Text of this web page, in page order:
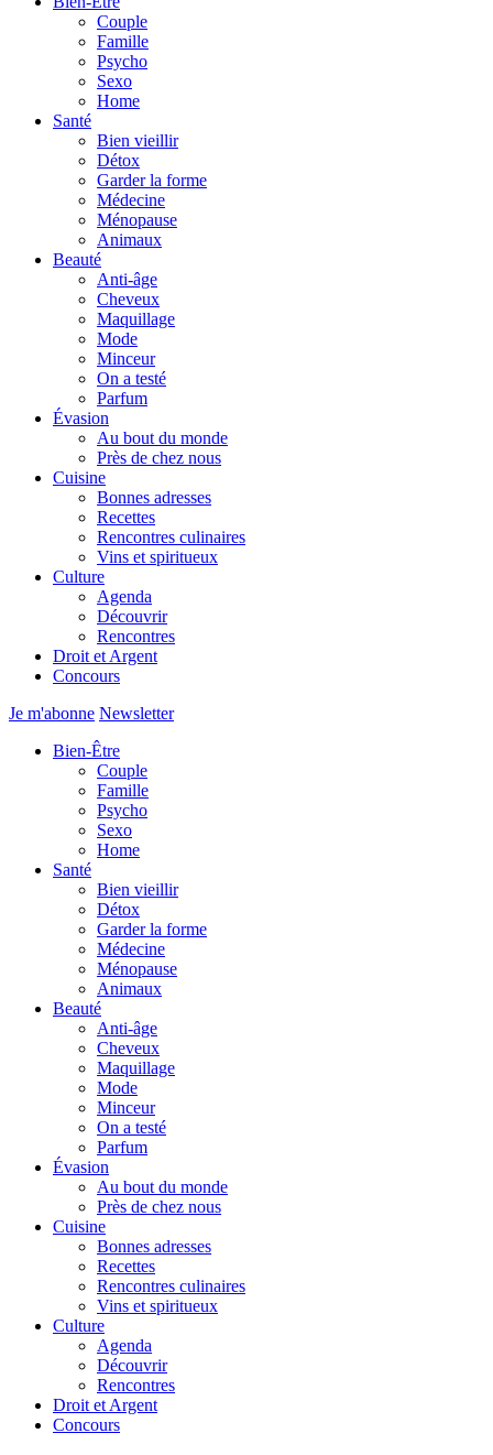
Couple
Famille
Psycho
Sexo
Home
Santé
Bien vieillir
Détox
Garder la forme
Médecine
Ménopause
Animaux
Beauté
Anti-âge
Cheveux
Maquillage
Mode
Minceur
On a testé
Parfum
Évasion
Au bout du monde
Près de chez nous
Cuisine
Bonnes adresses
Recettes
Rencontres culinaires
Vins et spiritueux
Culture
Agenda
Découvrir
Rencontres
Droit et Argent
Concours
Je m'abonne Newsletter
Bien-Être
Couple
Famille
Psycho
Sexo
Home
Santé
Bien vieillir
Détox
Garder la forme
Médecine
Ménopause
Animaux
Beauté
Anti-âge
Cheveux
Maquillage
Mode
Minceur
On a testé
Parfum
Évasion
Au bout du monde
Près de chez nous
Cuisine
Bonnes adresses
Recettes
Rencontres culinaires
Vins et spiritueux
Culture
Agenda
Découvrir
Rencontres
Droit et Argent
Concours